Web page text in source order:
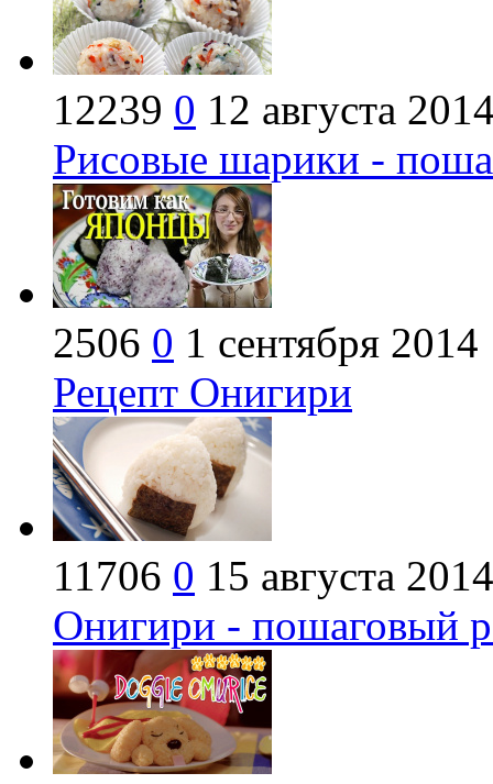
12239 0 12 августа
Рисовые шарики -
2506 0 1 сентября 2014
Рецепт Онигири
11706 0 15 августа 2014
Онигири - пошаговый